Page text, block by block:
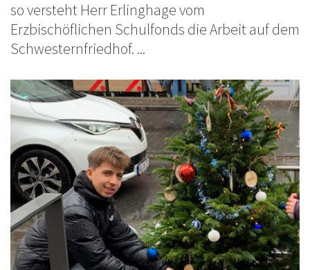
so versteht Herr Erlinghage vom
Erzbischöflichen Schulfonds die Arbeit auf dem
Schwesternfriedhof. ...